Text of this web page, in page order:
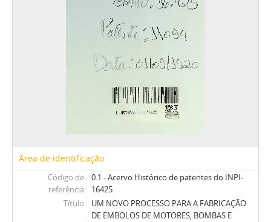
Área de identificação
Código de
referência
0.1 - Acervo Histórico de patentes do INPI-
16425
Título
UM NOVO PROCESSO PARA A FABRICAÇÃO
DE EMBOLOS DE MOTORES, BOMBAS E